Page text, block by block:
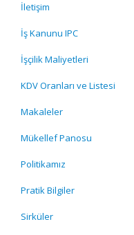
İletişim
İş Kanunu IPC
İşçilik Maliyetleri
KDV Oranları ve Listesi
Makaleler
Mükellef Panosu
Politikamız
Pratik Bilgiler
Sirküler